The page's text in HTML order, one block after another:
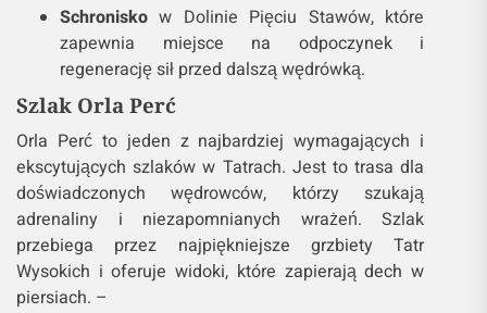
Schronisko w Dolinie Pięciu Stawów, które
zapewnia miejsce na odpoczynek i
regenerację sił przed dalszą wędrówką.
Szlak Orla Perć
Orla Perć to jeden z najbardziej wymagających i
ekscytujących szlaków w Tatrach. Jest to trasa dla
doświadczonych wędrowców, którzy szukają
adrenaliny i niezapomnianych wrażeń. Szlak
przebiega przez najpiękniejsze grzbiety Tatr
Wysokich i oferuje widoki, które zapierają dech w
piersiach. –